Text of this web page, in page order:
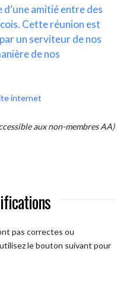
amitié entre des
Cette réunion est
un serviteur de nos
de nos
internet
aux non-membres AA)
pas correctes ou
le bouton suivant pour